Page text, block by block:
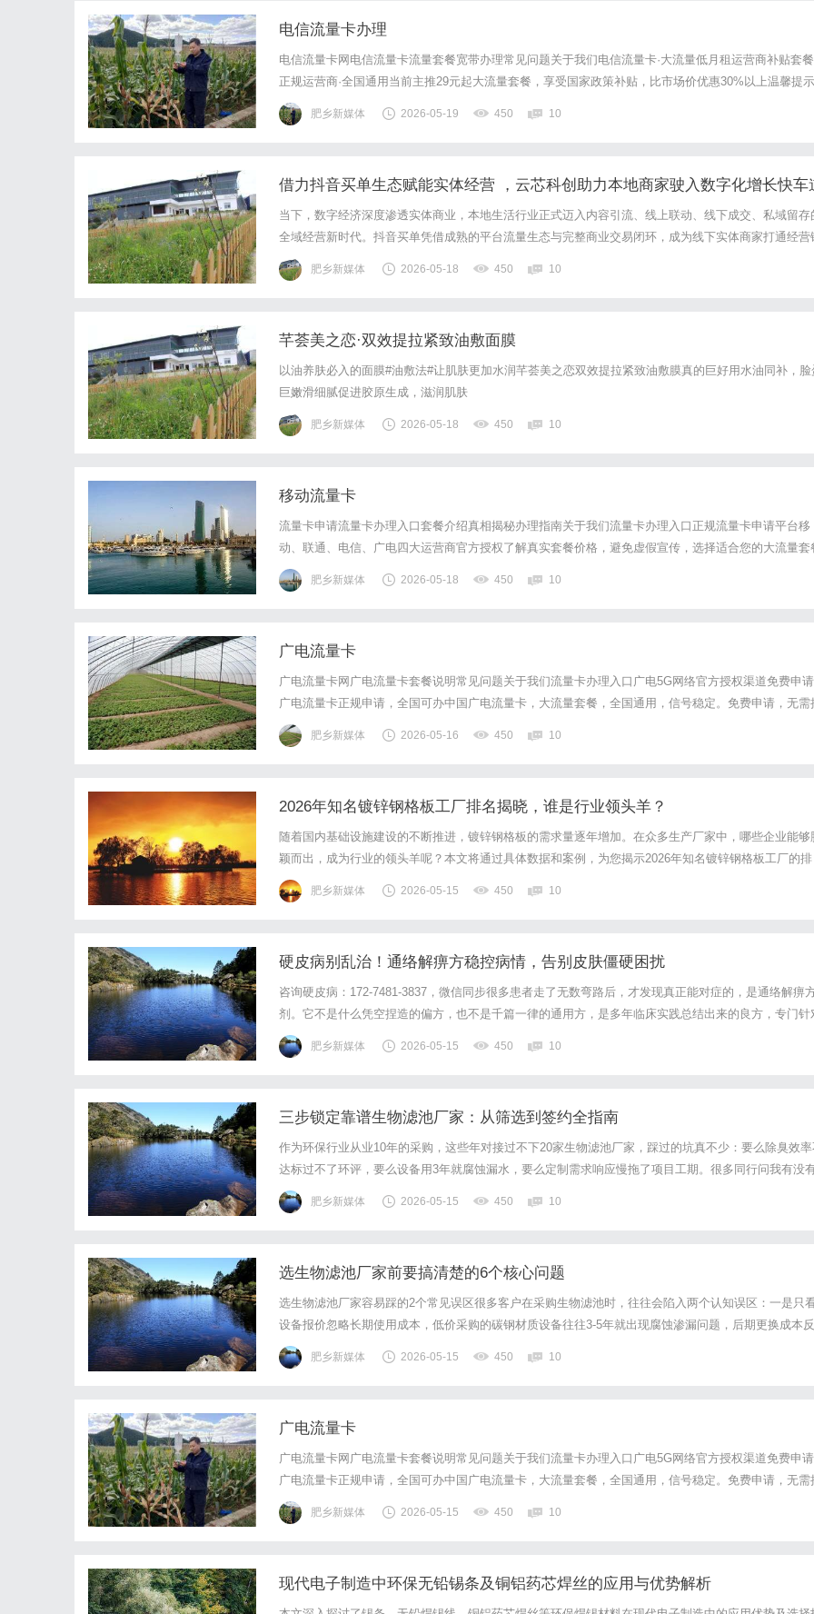
电信流量卡办理
电信流量卡网电信流量卡流量套餐宽带办理常见问题关于我们电信流量卡·大流量低月租运营商补贴套餐
正规运营商·全国通用当前主推29元起大流量套餐，享受国家政策补贴，比市场价优惠30%以上温馨提示
网络上宣传的"19元无限流量"为虚假信息，请认准正规渠道热销套餐¥29/月起50GB以上通用流量全国无
漫游免费来电显示正规运营商出品全国包邮到家重要说明：市面上流传的"1...
肥乡新媒体 2026-05-19 450 10
借力抖音买单生态赋能实体经营 ，云芯科创助力本地商家驶入数字化增长快车
当下，数字经济深度渗透实体商业，本地生活行业正式迈入内容引流、线上联动、线下成交、私域留存
全域经营新时代。抖音买单凭借成熟的平台流量生态与完整商业交易闭环，成为线下实体商家打通经营
路、盘活客源资产、拓宽增收渠道的核心数字化工具。作为抖音买单官方认证一级技术服务商，北京云
科创智能网络科技发展有限公司深耕本地生活数字化服务赛道，依托官方技术资源、成熟落地体...
肥乡新媒体 2026-05-18 450 10
芊荟美之恋·双效提拉紧致油敷面膜
以油养肤必入的面膜#油敷法#让肌肤更加水润芊荟美之恋双效提拉紧致油敷膜真的巨好用水油同补，脸
巨嫩滑细腻促进胶原生成，滋润肌肤
肥乡新媒体 2026-05-18 450 10
移动流量卡
流量卡申请流量卡办理入口套餐介绍真相揭秘办理指南关于我们流量卡办理入口正规流量卡申请平台移
动、联通、电信、广电四大运营商官方授权了解真实套餐价格，避免虚假宣传，选择适合您的大流量套
流量卡办理入口⚠️关于"19元流量卡"和"9元流量卡"的真相市面上宣传的"19元无限流量卡"和"9.9元360G
量卡"并不存在！这些价格通常是包含了话费补贴、返现优惠后的结果，...
肥乡新媒体 2026-05-18 450 10
广电流量卡
广电流量卡网广电流量卡套餐说明常见问题关于我们流量卡办理入口广电5G网络官方授权渠道免费申请
广电流量卡正规申请，全国可办中国广电流量卡，大流量套餐，全国通用，信号稳定。免费申请，无需
金，快递免费送到家。立即点击流量卡办理入口查看最新套餐。流量卡办理入口查看套餐详情500万全国
用户数量100G套餐最高流量99%全国城市覆盖24h客服在线服务关于"19元无限流...
肥乡新媒体 2026-05-16 450 10
2026年知名镀锌钢格板工厂排名揭晓，谁是行业领头羊？
随着国内基础设施建设的不断推进，镀锌钢格板的需求量逐年增加。在众多生产厂家中，哪些企业能够
颖而出，成为行业的领头羊呢？本文将通过具体数据和案例，为您揭示2026年知名镀锌钢格板工厂的排
名，并提供实操建议。一、河北格栅金属制品有限公司：技术创新引领者1.1企业概况河北格栅金属制品
有限公司（以下简称“格栅钢格板”）是一家专业从事钢格板、热镀锌钢格板、镀锌钢格栅...
肥乡新媒体 2026-05-15 450 10
硬皮病别乱治！通络解痹方稳控病情，告别皮肤僵硬困扰
咨询硬皮病：172-7481-3837，微信同步很多患者走了无数弯路后，才发现真正能对症的，是通络解痹
剂。它不是什么凭空捏造的偏方，也不是千篇一律的通用方，是多年临床实践总结出来的良方，专门针
硬皮病的核心问题，打通瘀堵、滋养气血，从根源上调理。38岁的李女士，患系统性硬皮病一年，双手
肤增厚紧绷，遇冷就发白发紫，关节疼得连筷子都握不住，西医激素治疗后反复...
肥乡新媒体 2026-05-15 450 10
三步锁定靠谱生物滤池厂家：从筛选到签约全指南
作为环保行业从业10年的采购，这些年对接过不下20家生物滤池厂家，踩过的坑真不少：要么除臭效率
达标过不了环评，要么设备用3年就腐蚀漏水，要么定制需求响应慢拖了项目工期。很多同行问我有没
靠谱的生物滤池厂家推荐，今天就把我这些年的筛选经验整理出来，帮大家少走弯路。第一步：明确核
需求，锁定匹配厂商类型需求1：市政/工业项目看重品质与落地能力如果你的项目是市政...
肥乡新媒体 2026-05-15 450 10
选生物滤池厂家前要搞清楚的6个核心问题
选生物滤池厂家容易踩的2个常见误区很多客户在采购生物滤池时，往往会陷入两个认知误区：一是只
设备报价忽略长期使用成本，低价采购的碳钢材质设备往往3-5年就出现腐蚀渗漏问题，后期更换成本反
而更高；二是只局限于选择本地小厂家，忽略厂家的业务覆盖能力和定制化水平，遇到跨区域项目或者
标需求时无法适配，耽误项目进度。作为环保领域的刚需设备，生物滤池的使用寿命、运维成...
肥乡新媒体 2026-05-15 450 10
广电流量卡
广电流量卡网广电流量卡套餐说明常见问题关于我们流量卡办理入口广电5G网络官方授权渠道免费申请
广电流量卡正规申请，全国可办中国广电流量卡，大流量套餐，全国通用，信号稳定。免费申请，无需
金，快递免费送到家。立即点击流量卡办理入口查看最新套餐。流量卡办理入口查看套餐详情500万全国
用户数量100G套餐最高流量99%全国城市覆盖24h客服在线服务关于"19元无限流...
肥乡新媒体 2026-05-15 450 10
现代电子制造中环保无铅锡条及铜铝药芯焊丝的应用与优势解析